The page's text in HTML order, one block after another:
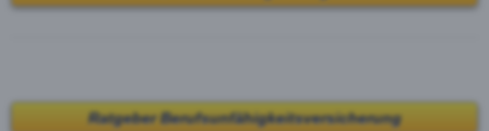
Ratgeber Berufsunfähigkeitsversicherung